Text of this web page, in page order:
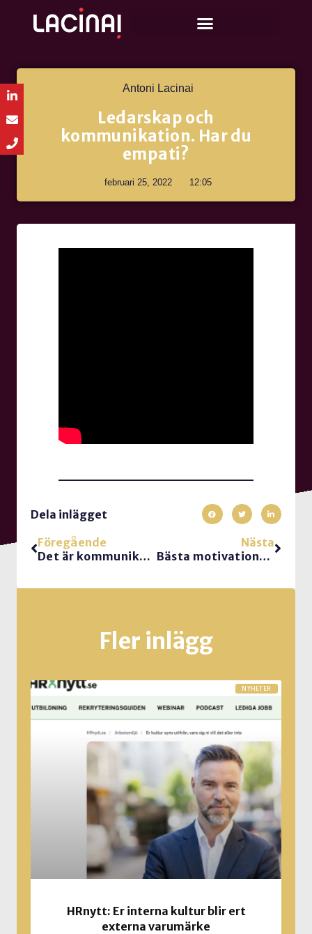
Antoni Lacinai
Ledarskap och
kommunikation. Har du
empati?
februari 25, 2022 12:05
Dela inlägget
Föregående
Det är kommunikationen med människorna som ger dig arbetsglädje, inte platsen.
Nästa
Bästa motivationsformeln för mer arbetsglädje och bättre prestation
Fler inlägg
NYHETER
HRnytt: Er interna kultur blir ert
externa varumärke